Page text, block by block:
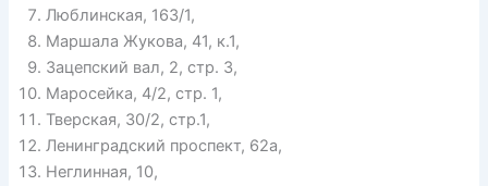
Люблинская, 163/1,
Маршала Жукова, 41, к.1,
Зацепский вал, 2, стр. 3,
Маросейка, 4/2, стр. 1,
Тверская, 30/2, стр.1,
Ленинградский проспект, 62а,
Неглинная, 10,